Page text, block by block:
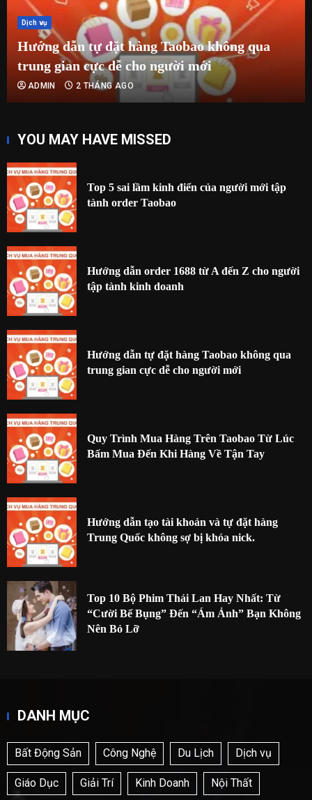
Dịch vụ
Hướng dẫn tự đặt hàng Taobao không qua
trung gian cực dễ cho người mới
ADMIN 2 THÁNG AGO
YOU MAY HAVE MISSED
Top 5 sai lầm kinh điển của người mới tập
tành order Taobao
Hướng dẫn order 1688 từ A đến Z cho người
tập tành kinh doanh
Hướng dẫn tự đặt hàng Taobao không qua
trung gian cực dễ cho người mới
Quy Trình Mua Hàng Trên Taobao Từ Lúc
Bấm Mua Đến Khi Hàng Về Tận Tay
Hướng dẫn tạo tài khoản và tự đặt hàng
Trung Quốc không sợ bị khóa nick.
Top 10 Bộ Phim Thái Lan Hay Nhất: Từ
“Cười Bể Bụng” Đến “Ám Ảnh” Bạn Không
Nên Bỏ Lỡ
DANH MỤC
Bất Động Sản Công Nghệ Du Lịch Dịch vụ
Giáo Dục Giải Trí Kinh Doanh Nội Thất